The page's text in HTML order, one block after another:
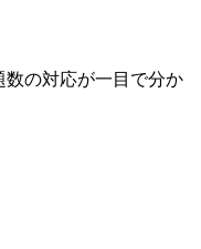
数の対応が一目で分か